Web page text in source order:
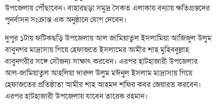
উপজেলায় পৌঁছাবেন। বাহারছড়া সমুদ্র সৈকত এলাকায় বন্যায় ক্ষতিগ্রস্তদের
পুনর্বাসন সংক্রান্ত এক অনুষ্ঠানে যোগ দেবেন।
দুপুর ১টায় ফটিকছড়ি উপজেলায় আল জামিয়াতুল ইসলামিয়া আজিজুল উলুম
বাবুনগর মাদ্রাসায় গিয়ে হেফাজতে ইসলামের আমীর শাহ মুহিব্বুল্লাহ
বাবুনগরীর সঙ্গে সৌজন্য সাক্ষাৎ করবেন। এরপর হাটহাজারী উপজেলার
আল-জামিয়াতুল আহলিয়া দারুল উলুম মঈনুল ইসলাম মাদ্রাসায় গিয়ে
হেফাজতের প্রতিষ্ঠাতা আমীর শাহ আহমদ শফির কবর জেয়ারত করবেন।
এরপর হাটহাজারী উপজেলায় যাবেন তারেক রহমান।